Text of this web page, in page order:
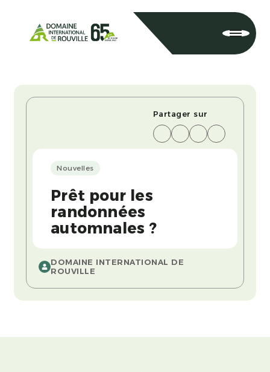
Nouvelles
Prêt pour les
randonnées
automnales ?
Partager sur
DOMAINE INTERNATIONAL DE
ROUVILLE